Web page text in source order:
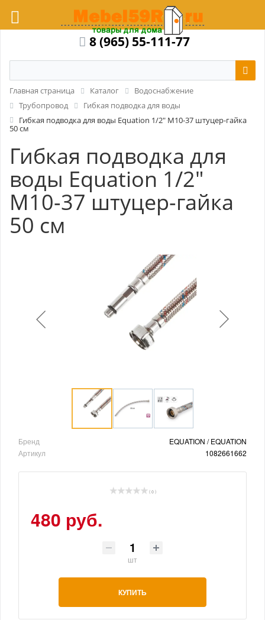
8 (965) 55-111-77
Главная страница Каталог
Водоснабжение
Трубопровод
Гибкая подводка для воды
Гибкая подводка для воды Equation 1/2" М10-37 штуцер-гайка
50 см
Гибкая подводка для
воды Equation 1/2"
М10-37 штуцер-гайка
50 см
Бренд
EQUATION / EQUATION
Артикул
1082661662
( 0 )
480 руб.
шт
КУПИТЬ